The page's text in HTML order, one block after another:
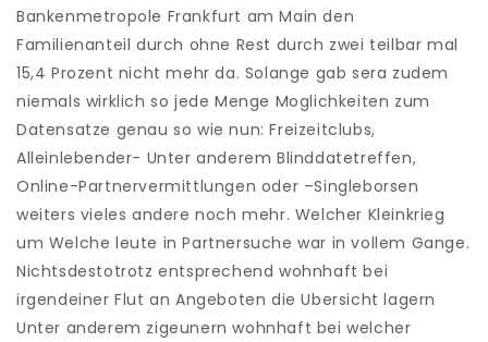
Bankenmetropole Frankfurt am Main den
Familienanteil durch ohne Rest durch zwei teilbar mal
15,4 Prozent nicht mehr da. Solange gab sera zudem
niemals wirklich so jede Menge Moglichkeiten zum
Datensatze genau so wie nun: Freizeitclubs,
Alleinlebender- Unter anderem Blinddatetreffen,
Online-Partnervermittlungen oder –Singleborsen
weiters vieles andere noch mehr. Welcher Kleinkrieg
um Welche leute in Partnersuche war in vollem Gange.
Nichtsdestotrotz entsprechend wohnhaft bei
irgendeiner Flut an Angeboten die Ubersicht lagern
Unter anderem zigeunern wohnhaft bei welcher